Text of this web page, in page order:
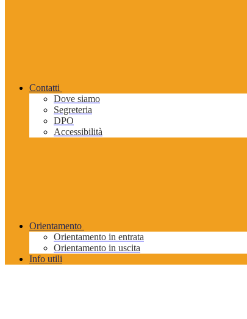
Contatti
Dove siamo
Segreteria
DPO
Accessibilità
Orientamento
Orientamento in entrata
Orientamento in uscita
Info utili